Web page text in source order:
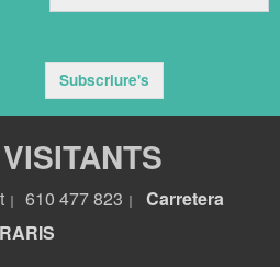
Subscriure's
610 477 823
Carretera